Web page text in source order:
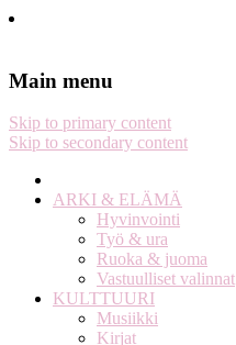
Notes on a life
Main menu
Skip to primary content
Skip to secondary content
ARKI & ELÄMÄ
Hyvinvointi
Työ & ura
Ruoka & juoma
Vastuulliset valinnat
KULTTUURI
Musiikki
Kirjat